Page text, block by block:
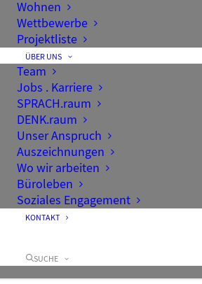
Wohnen
Wettbewerbe
Projektliste
ÜBER UNS
Team
Jobs . Karriere
SPRACH.raum
DENK.raum
Unser Anspruch
Auszeichnungen
Wo wir arbeiten
Büroleben
Soziales Engagement
KONTAKT
SUCHE
Freiräume von urban bis naturnah.